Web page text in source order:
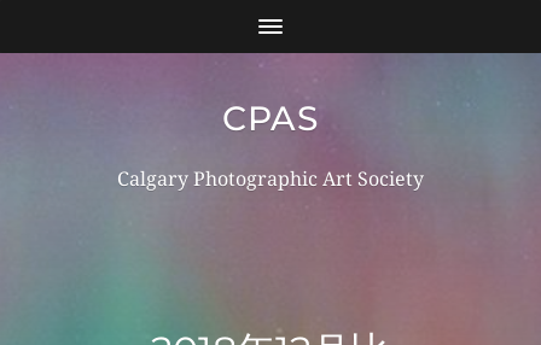
CPAS
Calgary Photographic Art Society